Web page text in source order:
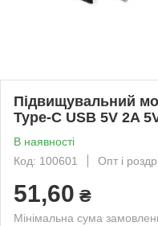
Підвищувальний
Type-C USB 5V 2A
В наявності
Код: 100601
Опт і
51,60 ₴
Мінімальна сума